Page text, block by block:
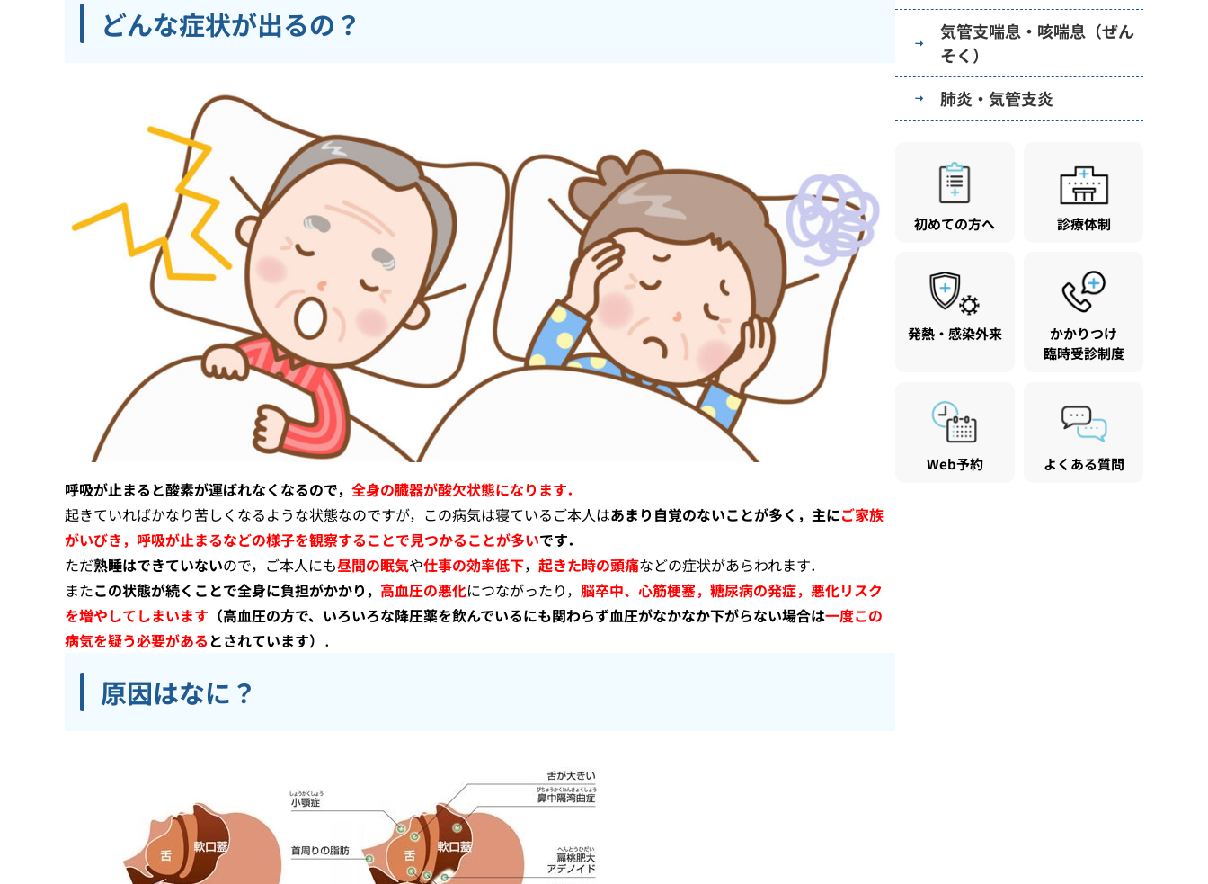
どんな症状が出るの？
呼吸が止まると酸素が運ばれなくなるので， 全身の臓器が酸欠状態になります．
起きていればかなり苦しくなるような状態なのですが，この病気は寝ているご本人はあまり自覚のないことが多く，主にご家族
がいびき，呼吸が止まるなどの様子を観察することで見つかることが多いです．
ただ熟睡はできていないので，ご本人にも昼間の眠気や仕事の効率低下， 起きた時の頭痛などの症状があらわれます．
またこの状態が続くことで全身に負担がかかり， 高血圧の悪化につながったり， 脳卒中、心筋梗塞，糖尿病の発症，悪化リスク
を増やしてしまいます （高血圧の方で、いろいろな降圧薬を飲んでいるにも関わらず血圧がなかなか下がらない場合は一度この
病気を疑う必要があるとされています） ．
原因はなに？
気管支喘息・咳喘息（ぜん
そく）
肺炎・気管支炎
初めての方へ 診療体制
発熱・感染外来
かかりつけ
臨時受診制度
Web予約 よくある質問